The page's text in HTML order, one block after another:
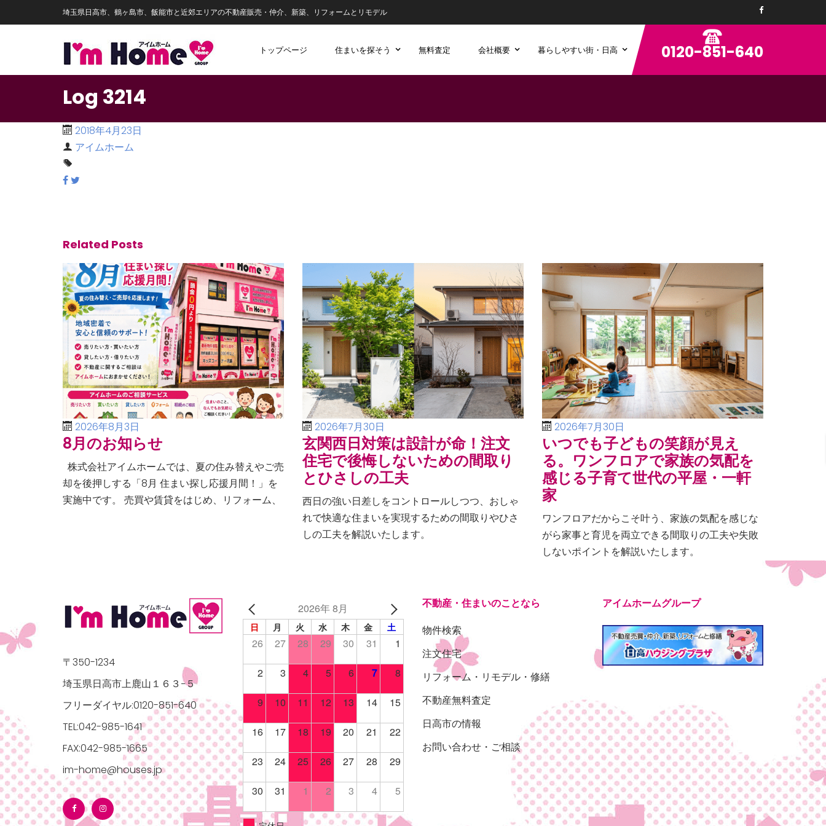
埼玉県日高市、鶴ヶ島市、飯能市と近郊エリアの不動産販売・仲介、新築、リフォームとリモデル
トップページ 住まいを探そう 無料査定 会社概要 暮らしやすい街・日高 0120-851-640
Log 3214
2018年4月23日
アイムホーム
Related Posts
2026年8月3日
8月のお知らせ
株式会社アイムホームでは、夏の住み替えやご売
却を後押しする「8月 住まい探し応援月間！」を
実施中です。 売買や賃貸をはじめ、リフォーム、
2026年7月30日
玄関西日対策は設計が命！注文
住宅で後悔しないための間取り
とひさしの工夫
西日の強い日差しをコントロールしつつ、おしゃ
れで快適な住まいを実現するための間取りやひさ
しの工夫を解説いたします。
2026年7月30日
いつでも子どもの笑顔が見え
る。ワンフロアで家族の気配を
感じる子育て世代の平屋・一軒
家
ワンフロアだからこそ叶う、家族の気配を感じな
がら家事と育児を両立できる間取りの工夫や失敗
しないポイントを解説いたします。
〒350-1234
埼玉県日高市上鹿山１６３−５
フリーダイヤル:0120-851-640
TEL:042-985-1641
FAX:042-985-1665
im-home@houses.jp
2026年 8月
日 月 火 水 木 金 土
26 27 28 29 30 31 1
2 3 4 5 6 7 8
9 10 11 12 13 14 15
16 17 18 19 20 21 22
23 24 25 26 27 28 29
30 31 1 2 3 4 5
不動産・住まいのことなら
物件検索
注文住宅
リフォーム・リモデル・修繕
不動産無料査定
日高市の情報
お問い合わせ・ご相談
アイムホームグループ